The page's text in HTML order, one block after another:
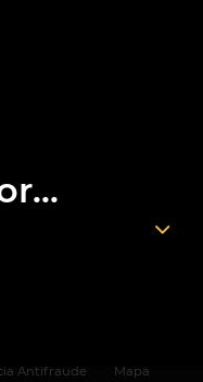
Antifraude
Mapa